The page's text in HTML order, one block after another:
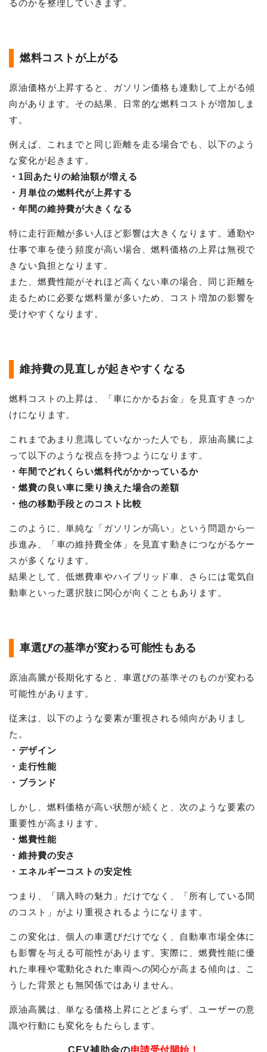
るのかを整理していきます。
燃料コストが上がる
原油価格が上昇すると、ガソリン価格も連動して上がる傾
向があります。その結果、日常的な燃料コストが増加しま
す。
例えば、これまでと同じ距離を走る場合でも、以下のよう
な変化が起きます。
・1回あたりの給油額が増える
・月単位の燃料代が上昇する
・年間の維持費が大きくなる
特に走行距離が多い人ほど影響は大きくなります。通勤や
仕事で車を使う頻度が高い場合、燃料価格の上昇は無視で
きない負担となります。
また、燃費性能がそれほど高くない車の場合、同じ距離を
走るために必要な燃料量が多いため、コスト増加の影響を
受けやすくなります。
維持費の見直しが起きやすくなる
燃料コストの上昇は、「車にかかるお金」を見直すきっか
けになります。
これまであまり意識していなかった人でも、原油高騰によ
って以下のような視点を持つようになります。
・年間でどれくらい燃料代がかかっているか
・燃費の良い車に乗り換えた場合の差額
・他の移動手段とのコスト比較
このように、単純な「ガソリンが高い」という問題から一
歩進み、「車の維持費全体」を見直す動きにつながるケー
スが多くなります。
結果として、低燃費車やハイブリッド車、さらには電気自
動車といった選択肢に関心が向くこともあります。
車選びの基準が変わる可能性もある
原油高騰が長期化すると、車選びの基準そのものが変わる
可能性があります。
従来は、以下のような要素が重視される傾向がありまし
た。
・デザイン
・走行性能
・ブランド
しかし、燃料価格が高い状態が続くと、次のような要素の
重要性が高まります。
・燃費性能
・維持費の安さ
・エネルギーコストの安定性
つまり、「購入時の魅力」だけでなく、「所有している間
のコスト」がより重視されるようになります。
この変化は、個人の車選びだけでなく、自動車市場全体に
も影響を与える可能性があります。実際に、燃費性能に優
れた車種や電動化された車両への関心が高まる傾向は、こ
うした背景とも無関係ではありません。
原油高騰は、単なる価格上昇にとどまらず、ユーザーの意
識や行動にも変化をもたらします。
CEV補助金の申請受付開始！